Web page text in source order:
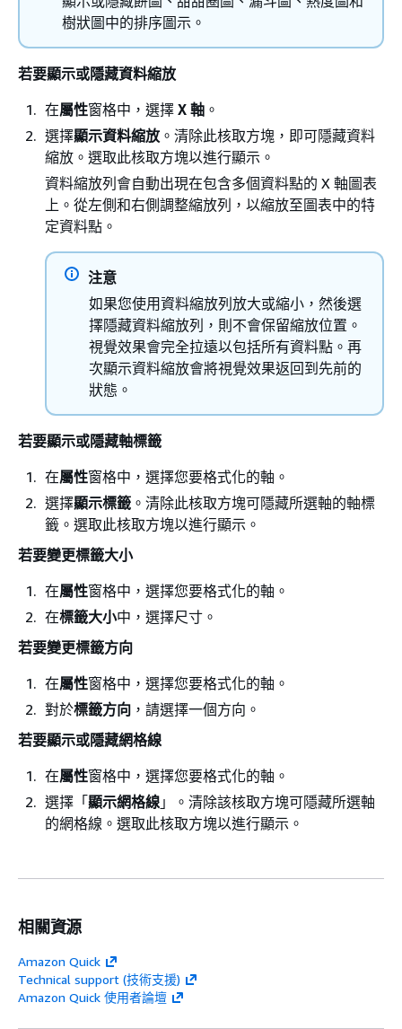
樹狀圖中的排序圖示。
若要顯示或隱藏資料縮放
在屬性窗格中，選擇 X 軸 。
選擇顯示資料縮放 。清除此核取方塊，即可隱藏資料
縮放。選取此核取方塊以進行顯示。
資料縮放列會自動出現在包含多個資料點的 X 軸圖表
上。從左側和右側調整縮放列，以縮放至圖表中的特
定資料點。
注意
如果您使用資料縮放列放大或縮小，然後選
擇隱藏資料縮放列，則不會保留縮放位置。
視覺效果會完全拉遠以包括所有資料點。再
次顯示資料縮放會將視覺效果返回到先前的
狀態。
若要顯示或隱藏軸標籤
在屬性窗格中，選擇您要格式化的軸。
選擇顯示標籤 。清除此核取方塊可隱藏所選軸的軸標
籤。選取此核取方塊以進行顯示。
若要變更標籤大小
在屬性窗格中，選擇您要格式化的軸。
在標籤大小中，選擇尺寸。
若要變更標籤方向
在屬性窗格中，選擇您要格式化的軸。
對於標籤方向 ，請選擇一個方向。
若要顯示或隱藏網格線
在屬性窗格中，選擇您要格式化的軸。
選擇「顯示網格線 」。清除該核取方塊可隱藏所選軸
的網格線。選取此核取方塊以進行顯示。
相關資源
Amazon Quick
Technical support (技術支援)
Amazon Quick 使用者論壇